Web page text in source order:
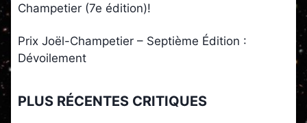
Champetier (7e édition)!
Prix Joël-Champetier – Septième Édition :
Dévoilement
PLUS RÉCENTES CRITIQUES